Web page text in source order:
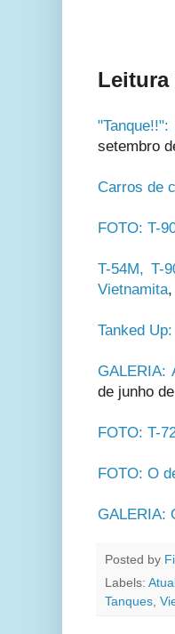
Leitura
setembro
Carros de
FOTO: T-
T-54M, T-
Vietnamita,
Tanked
GALERIA:
de junho
FOTO: T-
FOTO: O
GALERIA:
Posted by
Labels:
Tanques,